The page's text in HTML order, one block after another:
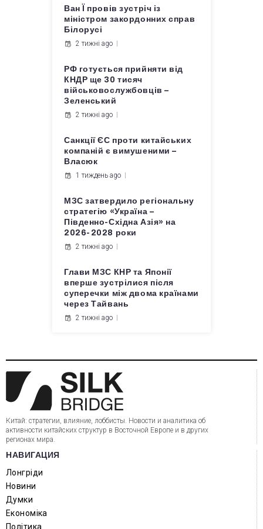
Ван Ї провів зустріч із
міністром закордонних справ
Білорусі
2 тижні ago
РФ готується прийняти від
КНДР ще 30 тисяч
військовослужбовців –
Зеленський
2 тижні ago
Санкції ЄС проти китайських
компаній є вимушеними –
Власюк
1 тиждень ago
МЗС затвердило регіональну
стратегію «Україна –
Південно-Східна Азія» на
2026-2028 роки
2 тижні ago
Глави МЗС КНР та Японії
вперше зустрілися після
суперечки між двома країнами
через Тайвань
2 тижні ago
Китай: стратегии, влияние, лоббисты. Новости и аналитика об
активности китайских структур в Восточной Европе и в других
регионах мира.
НАВИГАЦИЯ
Лонгріди
Новини
Думки
Економіка
Політика